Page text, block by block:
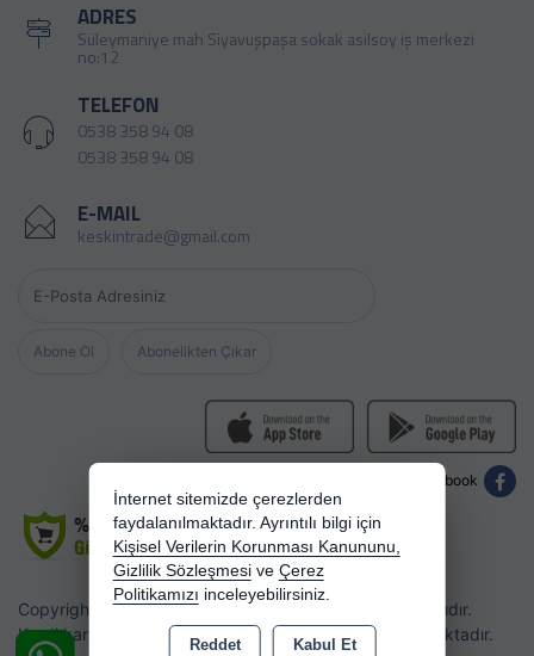
ADRES
Süleymaniye mah Siyavuşpaşa sokak asilsoy iş merkezi
no:12
TELEFON
0538 358 94 08
0538 358 94 08
E-MAIL
keskintrade@gmail.com
Abone Ol Abonelikten Çıkar
Copyright 2026 keskinhediyelik.com - Tüm hakları saklıdır.
Kredi kartı bilgileriniz 256bit SSL sertifikası ile korunmaktadır.
Facebook
İnternet sitemizde çerezlerden
faydalanılmaktadır. Ayrıntılı bilgi için
Kişisel Verilerin Korunması Kanununu,
Gizlilik Sözleşmesi ve Çerez
Politikamızı inceleyebilirsiniz.
Reddet Kabul Et